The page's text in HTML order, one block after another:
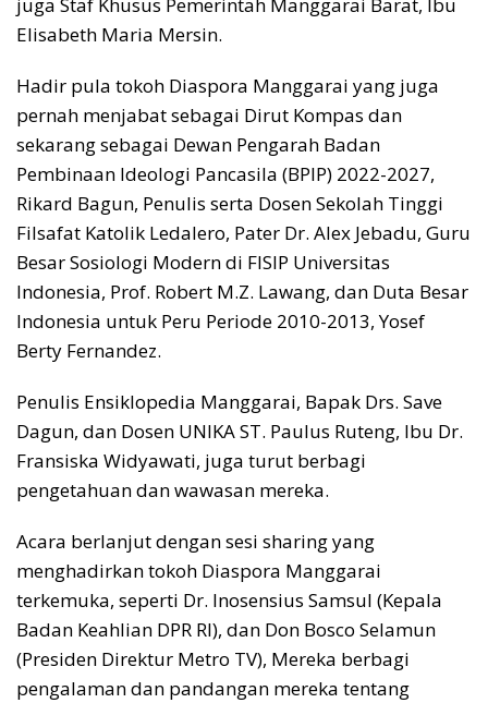
juga Staf Khusus Pemerintah Manggarai Barat, Ibu
Elisabeth Maria Mersin.
Hadir pula tokoh Diaspora Manggarai yang juga
pernah menjabat sebagai Dirut Kompas dan
sekarang sebagai Dewan Pengarah Badan
Pembinaan Ideologi Pancasila (BPIP) 2022-2027,
Rikard Bagun, Penulis serta Dosen Sekolah Tinggi
Filsafat Katolik Ledalero, Pater Dr. Alex Jebadu, Guru
Besar Sosiologi Modern di FISIP Universitas
Indonesia, Prof. Robert M.Z. Lawang, dan Duta Besar
Indonesia untuk Peru Periode 2010-2013, Yosef
Berty Fernandez.
Penulis Ensiklopedia Manggarai, Bapak Drs. Save
Dagun, dan Dosen UNIKA ST. Paulus Ruteng, Ibu Dr.
Fransiska Widyawati, juga turut berbagi
pengetahuan dan wawasan mereka.
Acara berlanjut dengan sesi sharing yang
menghadirkan tokoh Diaspora Manggarai
terkemuka, seperti Dr. Inosensius Samsul (Kepala
Badan Keahlian DPR RI), dan Don Bosco Selamun
(Presiden Direktur Metro TV), Mereka berbagi
pengalaman dan pandangan mereka tentang